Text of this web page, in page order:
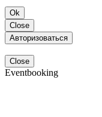
Ok
Close
Авторизоваться
Close
Eventbooking